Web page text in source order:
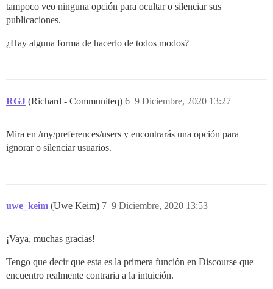
tampoco veo ninguna opción para ocultar o silenciar sus
publicaciones.
¿Hay alguna forma de hacerlo de todos modos?
RGJ (Richard - Communiteq) 9 Diciembre, 2020 13:27
6
Mira en /my/preferences/users y encontrarás una opción para
ignorar o silenciar usuarios.
uwe_keim (Uwe Keim) 9 Diciembre, 2020 13:53
7
¡Vaya, muchas gracias!
Tengo que decir que esta es la primera función en Discourse que
encuentro realmente contraria a la intuición.